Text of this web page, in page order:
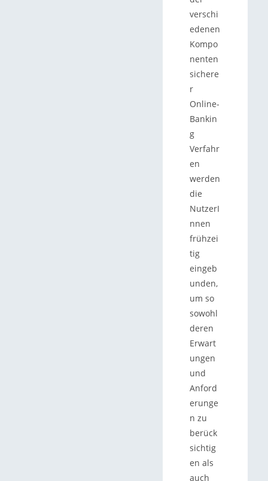
verschi
edenen
Kompo
nenten
sichere
r
Online-
Bankin
g
Verfahr
en
werden
die
NutzerI
nnen
frühzei
tig
eingeb
unden,
um so
sowohl
deren
Erwart
ungen
und
Anford
erunge
n zu
berück
sichtig
en als
auch